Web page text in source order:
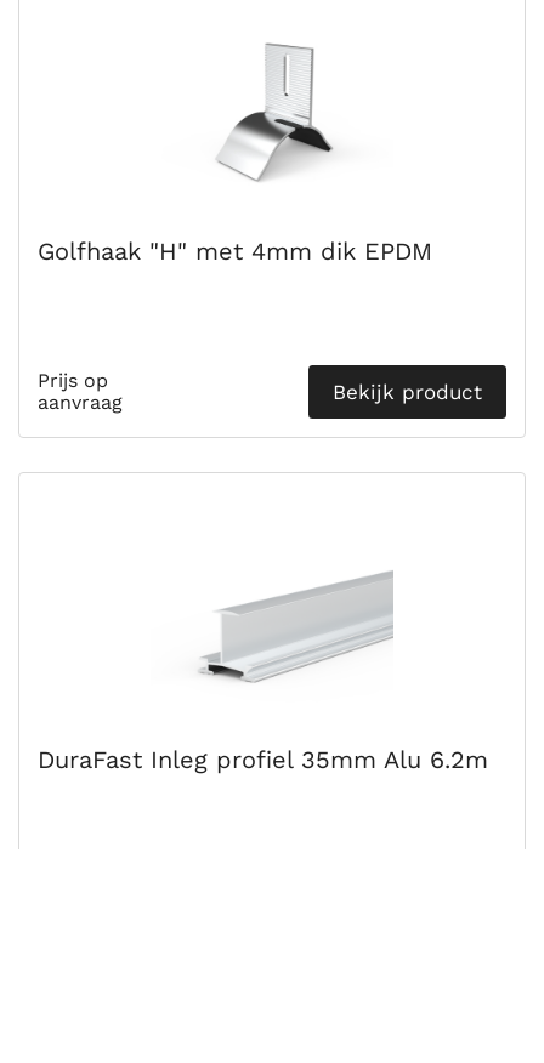
Golfhaak "H" met 4mm dik EPDM
Prijs op
aanvraag
Bekijk product
DuraFast Inleg profiel 35mm Alu 6.2m